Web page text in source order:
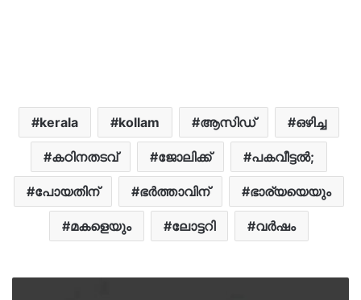
kerala kollam ആസിഡ് ഒഴിച്ച
കഠിനതടവ് ജോലിക്ക് പകവീട്ടൽ;
പോയതിന് ഭർത്താവിന് ഭാര്യയെയും
മകളെയും ലോട്ടറി വർഷം